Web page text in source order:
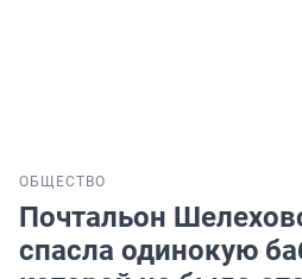
ОБЩЕСТВО
Почтальон
спасла одинокую